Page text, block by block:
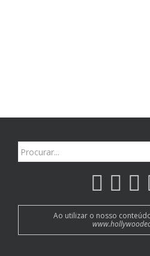
for:
Ao utilizar o nosso